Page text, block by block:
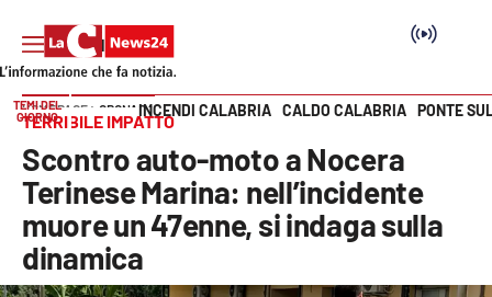
SEZIONI
Cronaca
Politica
Vai
TEMI DEL
GIORNO
INCENDI CALABRIA CALDO CALABRIA PONTE
HOME PAGE CRONACA
TERRIBILE IMPATTO
Scontro auto-moto a Nocera
Terinese Marina: nell’incidente
muore un 47enne, si indaga sulla
dinamica